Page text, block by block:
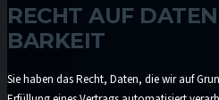
RECHT AUF
BARKEIT
Sie haben das Recht, Daten, die wir auf